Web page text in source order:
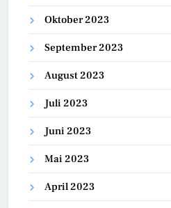
Oktober 2023
September 2023
August 2023
Juli 2023
Juni 2023
Mai 2023
April 2023